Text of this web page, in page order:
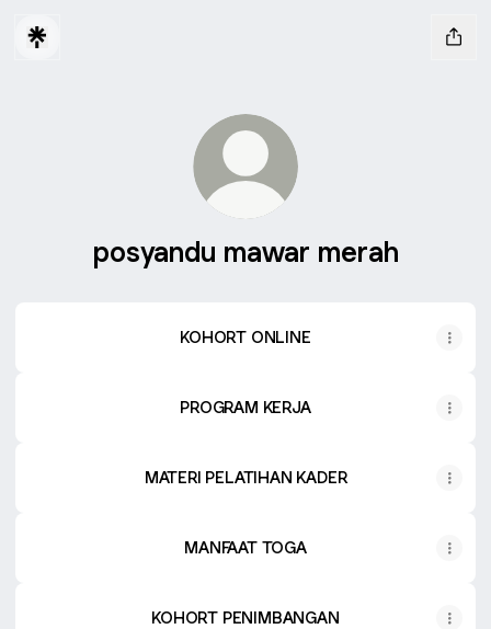
posyandu mawar merah
KOHORT ONLINE
PROGRAM KERJA
MATERI PELATIHAN KADER
MANFAAT TOGA
KOHORT PENIMBANGAN